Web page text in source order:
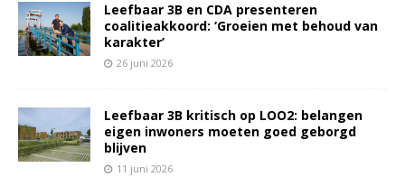
Leefbaar 3B en CDA presenteren
coalitieakkoord: ‘Groeien met behoud van
karakter’
26 juni 2026
Leefbaar 3B kritisch op LOO2: belangen
eigen inwoners moeten goed geborgd
blijven
11 juni 2026